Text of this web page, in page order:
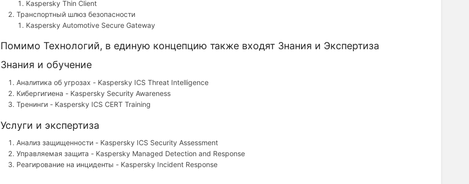
Kaspersky Thin Client
Транспортный шлюз безопасности
Kaspersky Automotive Secure Gateway
Помимо Технологий, в единую концепцию также входят Знания и Экспертиза
Знания и обучение
Аналитика об угрозах - Kaspersky ICS Threat Intelligence
Кибергигиена - Kaspersky Security Awareness
Тренинги - Kaspersky ICS CERT Training
Услуги и экспертиза
Анализ защищенности - Kaspersky ICS Security Assessment
Управляемая защита - Kaspersky Managed Detection and Response
Реагирование на инциденты - Kaspersky Incident Response